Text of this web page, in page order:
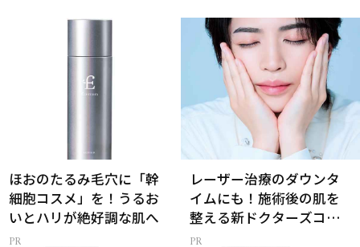
ほおのたるみ毛穴に「幹
細胞コスメ」を！うるお
いとハリが絶好調な肌へ
レーザー治療のダウンタ
イムにも！施術後の肌を
整える新ドクターズコス
メ